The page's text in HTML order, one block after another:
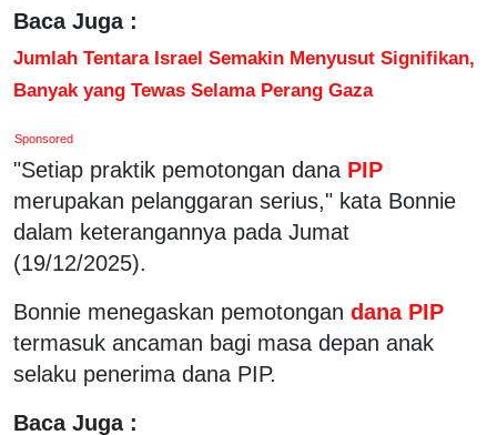
Baca Juga :
Jumlah Tentara Israel Semakin Menyusut Signifikan,
Banyak yang Tewas Selama Perang Gaza
Sponsored
"Setiap praktik pemotongan dana PIP
merupakan pelanggaran serius," kata Bonnie
dalam keterangannya pada Jumat
(19/12/2025).
Bonnie menegaskan pemotongan dana PIP
termasuk ancaman bagi masa depan anak
selaku penerima dana PIP.
Baca Juga :